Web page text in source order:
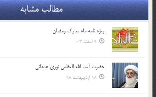
مطالب مشابه
ویژه نامه ماه مبارک رمضان
9 اسفند 03
حضرت آیت الله العظمی نوری همدانی
18 اردیبهشت 98